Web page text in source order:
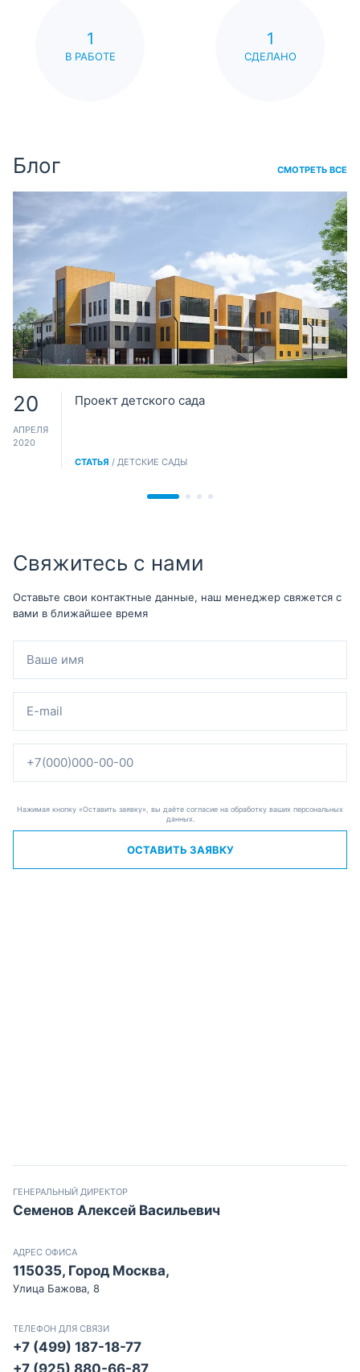
1
В РАБОТЕ
1
СДЕЛАНО
Блог СМОТРЕТЬ ВСЕ
20
АПРЕЛЯ
2020
Проект детского сада
СТАТЬЯ / ДЕТСКИЕ САДЫ
Свяжитесь с нами
Оставьте свои контактные данные, наш менеджер свяжется с
вами в ближайшее время
Нажимая кнопку «Оставить заявку», вы даёте согласие на обработку ваших персональных
данных.
ОСТАВИТЬ ЗАЯВКУ
ГЕНЕРАЛЬНЫЙ ДИРЕКТОР
Семенов Алексей Васильевич
АДРЕС ОФИСА
115035, Город Москва,
Улица Бажова, 8
ТЕЛЕФОН ДЛЯ СВЯЗИ
+7 (499) 187-18-77
+7 (925) 880-66-87